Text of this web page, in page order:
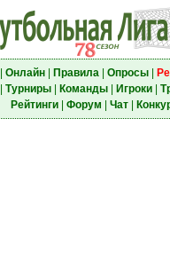
Онлайн| Правила| Опросы|
Турниры| Команды| Игроки|
Рейтинги| Форум Чат|